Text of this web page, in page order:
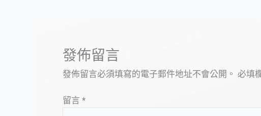
發佈留言
發佈留言必須填寫的電子郵件地址不會公開。 必填
留言 *